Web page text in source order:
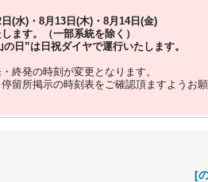
(水)・8月13日(木)・8月14日(金)
ます。（一部系統を除く）
の日 ”は 日祝ダイヤで運行いたします。
終発の時刻が変更となります。
停留所掲示の時刻表をご確認頂ますようお願
[